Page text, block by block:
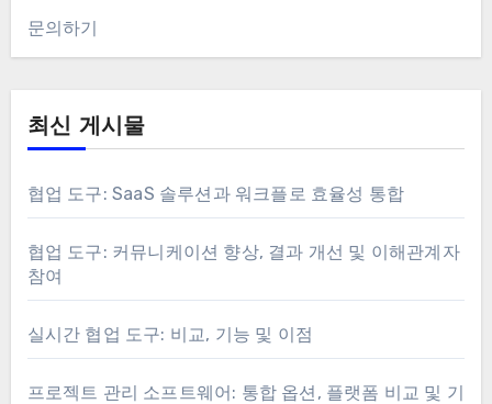
문의하기
최신 게시물
협업 도구: SaaS 솔루션과 워크플로 효율성 통합
협업 도구: 커뮤니케이션 향상, 결과 개선 및 이해관계자
참여
실시간 협업 도구: 비교, 기능 및 이점
프로젝트 관리 소프트웨어: 통합 옵션, 플랫폼 비교 및 기